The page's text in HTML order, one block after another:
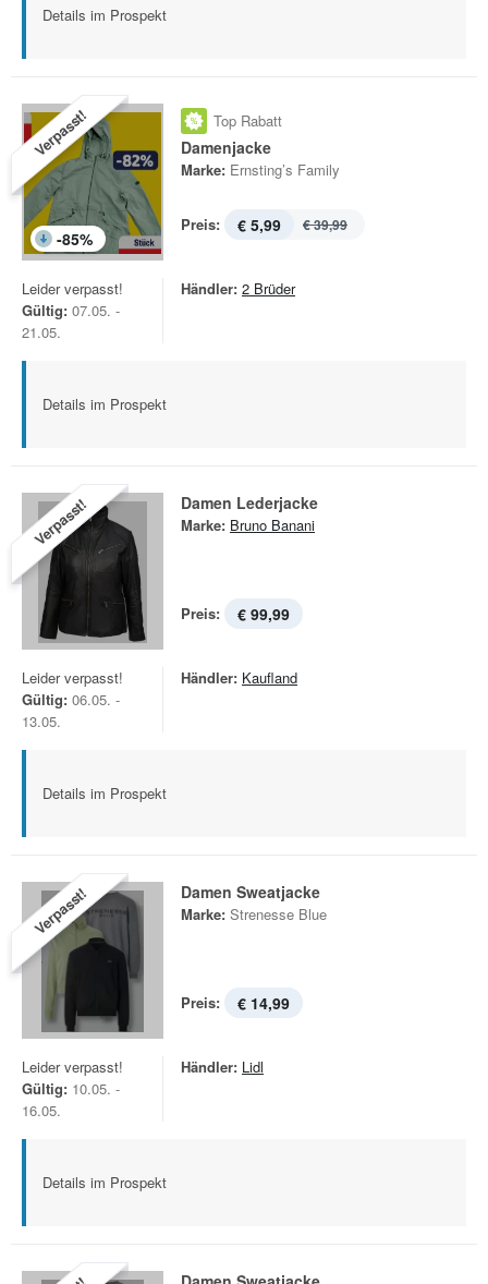
Details im Prospekt
Verpasst!
-85%
Top Rabatt
Damenjacke
Marke: Ernsting’s Family
Preis: € 5,99 € 39,99
Leider verpasst!
Gültig: 07.05. -
21.05.
Händler: 2 Brüder
Details im Prospekt
Verpasst! Damen Lederjacke
Marke: Bruno Banani
Preis: € 99,99
Leider verpasst!
Gültig: 06.05. -
13.05.
Händler: Kaufland
Details im Prospekt
Verpasst! Damen Sweatjacke
Marke: Strenesse Blue
Preis: € 14,99
Leider verpasst!
Gültig: 10.05. -
16.05.
Händler: Lidl
Details im Prospekt